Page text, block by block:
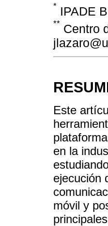
* IPADE
** Centro
Este
en la
ejecución
móvil y